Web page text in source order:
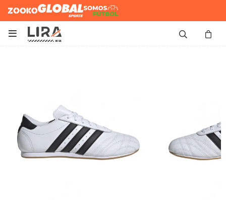
Zooko Global Sports
Somos
Futbol
